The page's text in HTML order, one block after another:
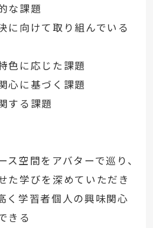
な課題
に向けて取り組んでいる
色に応じた課題
心に基づく課題
する課題
空間をアバターで巡り、
た学びを深めていただき
く学習者個人の興味関心
きる